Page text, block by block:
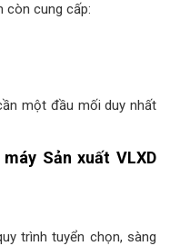
còn cung cấp:
một đầu mối duy nhất
Sản xuất VLXD
trình tuyển chọn, sàng